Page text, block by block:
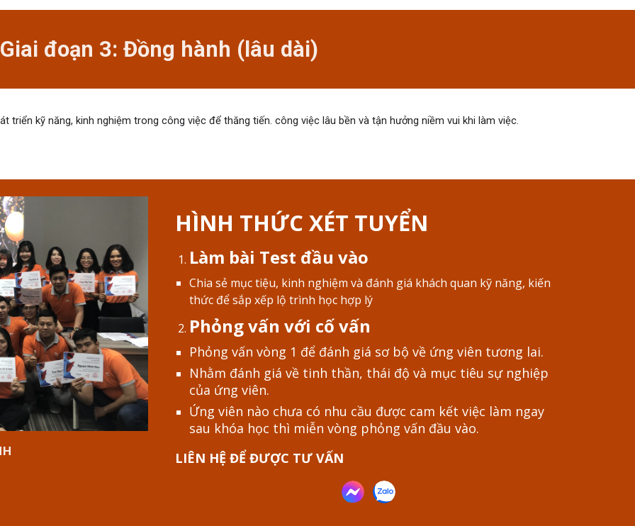
Giai đoạn 3: Đồng hành (lâu dài)
triển kỹ năng, kinh nghiệm trong công việc để thăng tiến. công việc lâu bền và tận hưởng niềm vui khi làm việc.
HÌNH THỨC XÉT TUYỂN
Làm bài Test đầu vào
Chia sẻ mục tiệu, kinh nghiệm và đánh giá khách quan kỹ năng, kiến
thức đểsắp xếp lộ trình học hợp lý
Phỏng vấn với cố vấn
Phỏng vấn vòng 1 để đánh giá sơ bộ về ứng viên tương lai.
Nhằm đánh giá về tinh thần, thái độ và mục tiêu sự nghiệp
của ứng viên.
Ứng viên nào chưa có nhu cầu được cam kết việc làm ngay
sau khóa học thì miễn vòng phỏng vấn đầu vào.
LIÊN HỆ ĐỂ ĐƯỢC TƯ VẤN